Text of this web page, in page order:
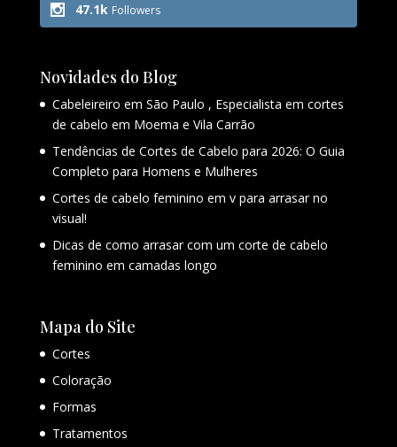
47.1k Followers
Novidades do Blog
Cabeleireiro em São Paulo , Especialista em cortes
de cabelo em Moema e Vila Carrão
Tendências de Cortes de Cabelo para 2026: O Guia
Completo para Homens e Mulheres
Cortes de cabelo feminino em v para arrasar no
visual!
Dicas de como arrasar com um corte de cabelo
feminino em camadas longo
Mapa do Site
Cortes
Coloração
Formas
Tratamentos